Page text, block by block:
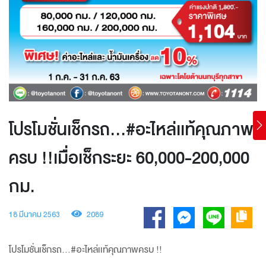
โปรโมชั่นเช็กรถ...#อะไหล่เเท้คุณภาพ
ครบ !!เมื่อเช็กระยะ 60,000-200,000
กม.
18 มีนาคม 2563 2089
โปรโมชั่นเช็กรถ...#อะไหล่เเท้คุณภาพครบ !!